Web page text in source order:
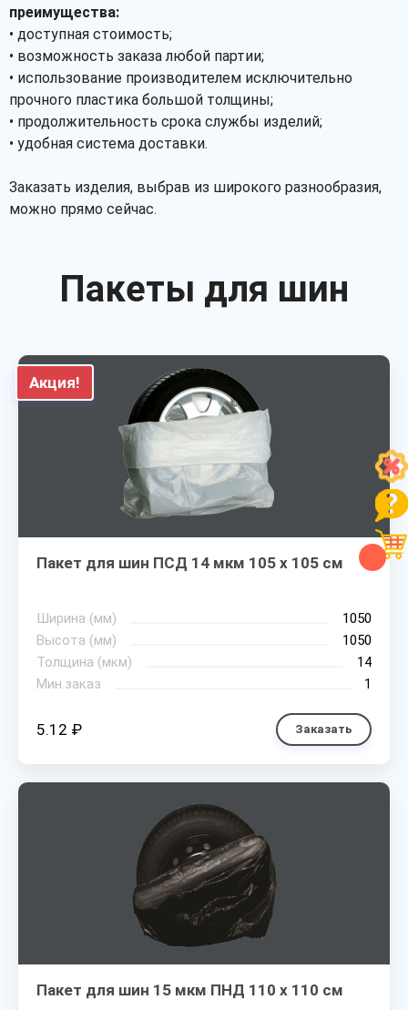
преимущества:
• доступная стоимость;
• возможность заказа любой партии;
• использование производителем исключительно
прочного пластика большой толщины;
• продолжительность срока службы изделий;
• удобная система доставки.
Заказать изделия, выбрав из широкого разнообразия,
можно прямо сейчас.
Пакеты для шин
Акция!
Пакет для шин ПСД 14 мкм 105 х 105 см
Ширина (мм)
1050
Высота (мм)
1050
Толщина (мкм)
14
Мин.заказ
1
5.12 ₽ Заказать
Пакет для шин 15 мкм ПНД 110 х 110 см